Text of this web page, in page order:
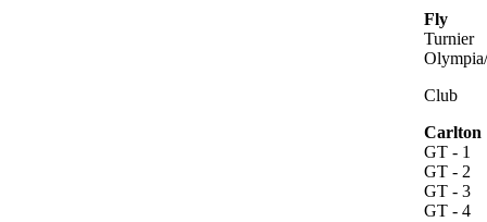
Fly
Turnier
Club
Carlton
GT - 1
GT - 2
GT - 3
GT - 4